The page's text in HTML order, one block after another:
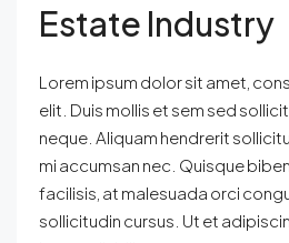
Estate Industry
Lorem ipsum dolor sit amet,
elit. Duis mollis et sem sed
neque. Aliquam hendrerit
mi accumsan nec. Quisque
facilisis, at malesuada orci
sollicitudin cursus. Ut et